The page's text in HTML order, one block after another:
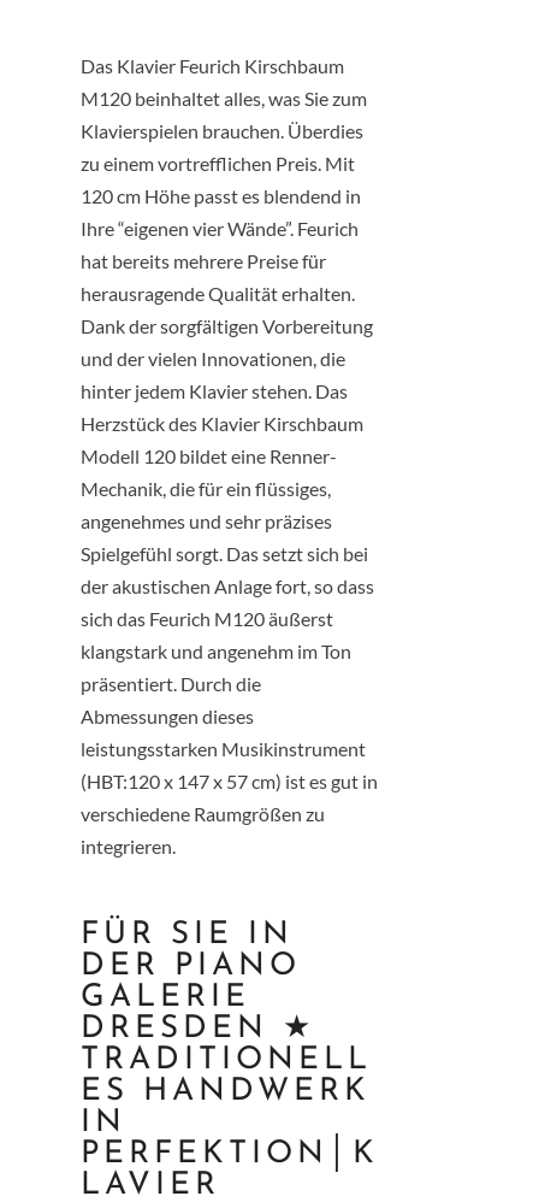
Das Klavier Feurich Kirschbaum
M120 beinhaltet alles, was Sie zum
Klavierspielen brauchen. Überdies
zu einem vortrefflichen Preis. Mit
120 cm Höhe passt es blendend in
Ihre “eigenen vier Wände”. Feurich
hat bereits mehrere Preise für
herausragende Qualität erhalten.
Dank der sorgfältigen Vorbereitung
und der vielen Innovationen, die
hinter jedem Klavier stehen. Das
Herzstück des Klavier Kirschbaum
Modell 120 bildet eine Renner-
Mechanik, die für ein flüssiges,
angenehmes und sehr präzises
Spielgefühl sorgt. Das setzt sich bei
der akustischen Anlage fort, so dass
sich das Feurich M120 äußerst
klangstark und angenehm im Ton
präsentiert. Durch die
Abmessungen dieses
leistungsstarken Musikinstrument
(HBT:120 x 147 x 57 cm) ist es gut in
verschiedene Raumgrößen zu
integrieren.
FÜR SIE IN
DER PIANO
GALERIE
DRESDEN ★
TRADITIONELL
ES HANDWERK
IN
PERFEKTION│K
LAVIER